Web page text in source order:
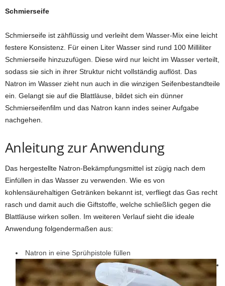
Schmierseife
Schmierseife ist zähflüssig und verleiht dem Wasser-Mix eine leicht
festere Konsistenz. Für einen Liter Wasser sind rund 100 Milliliter
Schmierseife hinzuzufügen. Diese wird nur leicht im Wasser verteilt,
sodass sie sich in ihrer Struktur nicht vollständig auflöst. Das
Natron im Wasser zieht nun auch in die winzigen Seifenbestandteile
ein. Gelangt sie auf die Blattläuse, bildet sich ein dünner
Schmierseifenfilm und das Natron kann indes seiner Aufgabe
nachgehen.
Anleitung zur Anwendung
Das hergestellte Natron-Bekämpfungsmittel ist zügig nach dem
Einfüllen in das Wasser zu verwenden. Wie es von
kohlensäurehaltigen Getränken bekannt ist, verfliegt das Gas recht
rasch und damit auch die Giftstoffe, welche schließlich gegen die
Blattläuse wirken sollen. Im weiteren Verlauf sieht die ideale
Anwendung folgendermaßen aus:
Natron in eine Sprühpistole füllen